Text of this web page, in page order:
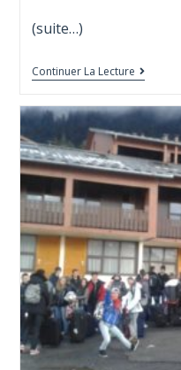
(suite…)
Continuer La Lecture